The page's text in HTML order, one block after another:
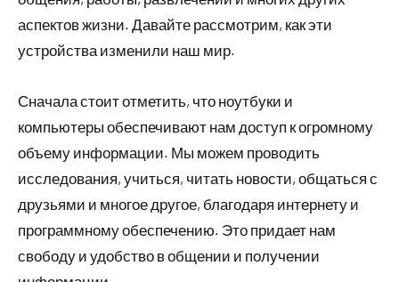
аспектов жизни. Давайте рассмотрим, как эти
устройства изменили наш мир.
Сначала стоит отметить, что ноутбуки и
компьютеры обеспечивают нам доступ к огромному
объему информации. Мы можем проводить
исследования, учиться, читать новости, общаться с
друзьями и многое другое, благодаря интернету и
программному обеспечению. Это придает нам
свободу и удобство в общении и получении